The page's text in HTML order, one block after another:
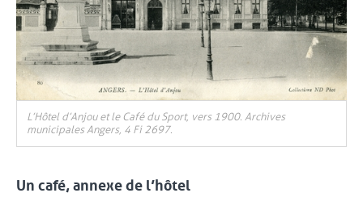
L’Hôtel d’Anjou et le Café du Sport, vers 1900. Archives
municipales Angers, 4 Fi 2697.
Un café, annexe de l’hôtel